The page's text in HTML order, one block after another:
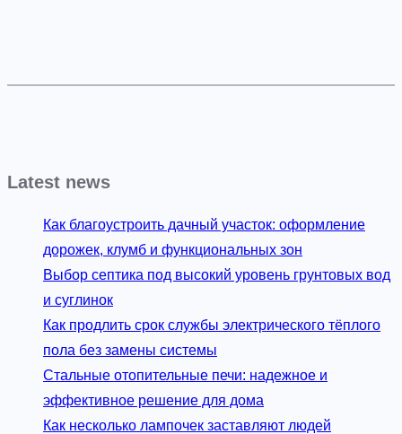
Latest news
Как благоустроить дачный участок: оформление
дорожек, клумб и функциональных зон
Выбор септика под высокий уровень грунтовых вод
и суглинок
Как продлить срок службы электрического тёплого
пола без замены системы
Стальные отопительные печи: надежное и
эффективное решение для дома
Как несколько лампочек заставляют людей